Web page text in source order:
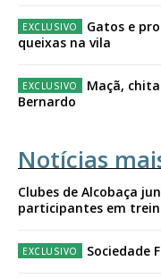
Gatos e
queixas na vila
Maçã,
Bernardo
Notícias
Clubes de Alcobaça
participantes em
Sociedade